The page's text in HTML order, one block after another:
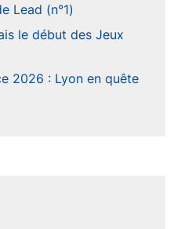
Lead (n°1)
le début des Jeux
2026 : Lyon en quête